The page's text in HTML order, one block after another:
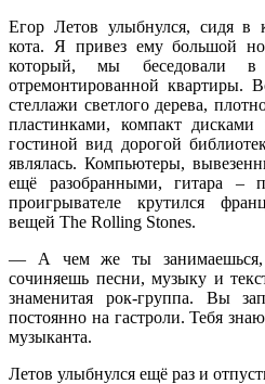
Егор Летов улыбнулся, сидя в
кота. Я привез ему большой
который, мы беседовали в
отремонтированной квартиры.
стеллажи светлого дерева,
пластинками, компакт
гостиной вид дорогой
являлась. Компьютеры,
ещё разобранными, гитара –
проигрывателе крутился
вещей The Rolling Stones.
— А чем же ты
сочиняешь песни, музыку и
знаменитая рок-группа. Вы
постоянно на гастроли. Тебя
музыканта.
Летов улыбнулся ещё раз и